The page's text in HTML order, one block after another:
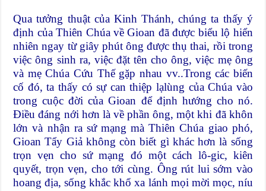
Qua tưởng thuật của Kinh Thánh, chúng ta thấy ý
định của Thiên Chúa về Gioan đã được biểu lộ hiển
nhiên ngay từ giây phút ông được thụ thai, rồi trong
việc ông sinh ra, việc đặt tên cho ông, việc mẹ ông
và mẹ Chúa Cứu Thế gặp nhau vv..Trong các biến
cố đó, ta thấy có sự can thiệp lạlùng của Chúa vào
trong cuộc đời của Gioan để định hướng cho nó.
Điều đáng nới hơn là về phần ông, một khi đã khôn
lớn và nhận ra sứ mạng mà Thiên Chúa giao phó,
Gioan Tẩy Giả không còn biết gì khác hơn là sống
trọn vẹn cho sứ mạng đó một cách lô-gic, kiên
quyết, trọn vẹn, cho tới cùng. Ông rút lui sớm vào
hoang địa, sống khắc khổ xa lánh mọi mời mọc, níu